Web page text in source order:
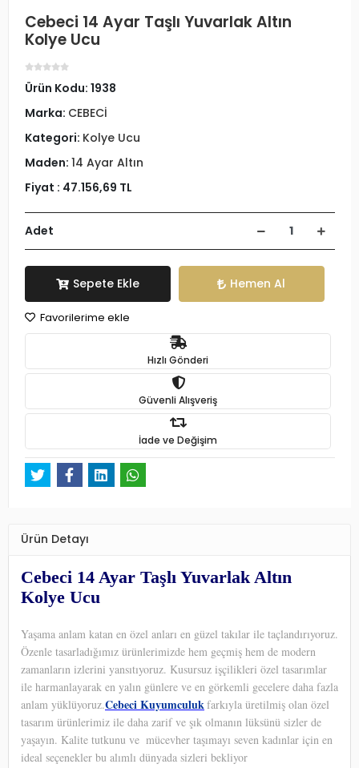
Cebeci 14 Ayar Taşlı Yuvarlak Altın
Kolye Ucu
Ürün Kodu: 1938
Marka: CEBECİ
Kategori: Kolye Ucu
Maden: 14 Ayar Altın
Fiyat : 47.156,69 TL
Adet
Sepete Ekle Hemen Al
Favorilerime ekle
Hızlı Gönderi
Güvenli Alışveriş
İade ve Değişim
Ürün Detayı
Cebeci 14 Ayar Taşlı Yuvarlak Altın
Kolye Ucu
Yaşama anlam katan en özel anları en güzel takılar ile taçlandırıyoruz.
Özenle tasarladığımız ürünlerimizde hem geçmiş hem de modern
zamanların izlerini yansıtıyoruz. Kusursuz işçilikleri özel tasarımlar
ile harmanlayarak en yalın günlere ve en görkemli gecelere daha fazla
anlam yüklüyoruz.Cebeci Kuyumculukfarkıyla üretilmiş olan özel
tasarım ürünlerimiz ile daha zarif ve şık olmanın lüksünü sizler de
yaşayın. Kalite tutkunu ve mücevher taşımayı seven kadınlar için en
ideal seçenekler bu alımlı dünyada sizleri bekliyor